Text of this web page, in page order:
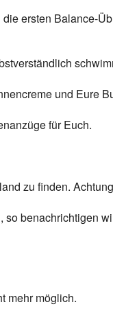
ersten Balance-
und Eure
für Euch.
zu finden.
benachrichtigen
mehr möglich.